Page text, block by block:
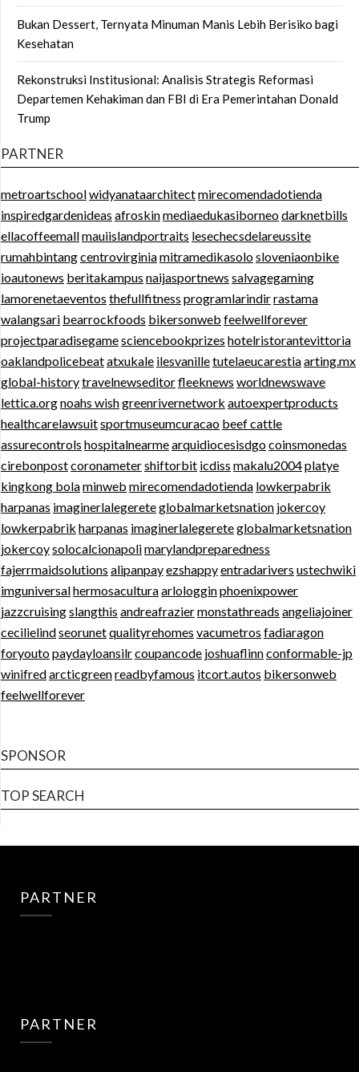
Bukan Dessert, Ternyata Minuman Manis Lebih Berisiko bagi
Kesehatan
Rekonstruksi Institusional: Analisis Strategis Reformasi
Departemen Kehakiman dan FBI di Era Pemerintahan Donald
Trump
PARTNER
metroartschoolwidyanataarchitectmirecomendadotienda
inspiredgardenideas afroskinmediaedukasiborneodarknetbills
ellacoffeemallmauiislandportraits lesechecsdelareussite
rumahbintangcentrovirginiamitramedikasolosloveniaonbike
ioautonews beritakampus naijasportnews salvagegaming
lamorenetaeventos thefullfitness programlarindirrastama
walangsari bearrockfoods bikersonweb feelwellforever
projectparadisegamesciencebookprizes hotelristorantevittoria
oaklandpolicebeatatxukale ilesvanilletutelaeucarestiaarting.mx
global-historytravelnewseditorfleeknews worldnewswave
lettica.orgnoahs wishgreenrivernetwork autoexpertproducts
healthcarelawsuitsportmuseumcuracao beef cattle
assurecontrols hospitalnearmearquidiocesisdgocoinsmonedas
cirebonpostcoronametershiftorbit icdiss makalu2004platye
kingkong bolaminweb mirecomendadotienda lowkerpabrik
harpanas imaginerlalegereteglobalmarketsnation jokercoy
lowkerpabrik harpanas imaginerlalegereteglobalmarketsnation
jokercoysolocalcionapolimarylandpreparedness
fajerrmaidsolutions alipanpayezshappyentradarivers ustechwiki
imguniversalhermosaculturaarlologginphoenixpower
jazzcruisingslangthis andreafraziermonstathreads angeliajoiner
cecilielindseorunetqualityrehomes vacumetros fadiaragon
foryoutopaydayloansilrcoupancode joshuaflinnconformable-jp
winifredarcticgreenreadbyfamous itcort.autos bikersonweb
feelwellforever
SPONSOR
TOP SEARCH
PARTNER
PARTNER